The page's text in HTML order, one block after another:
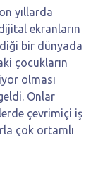
yıllarda
ekranların
bir dünyada
çocukların
olması
Onlar
çevrimiçi iş
çok ortamlı